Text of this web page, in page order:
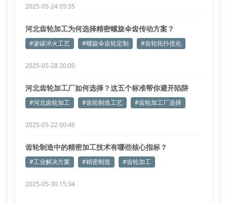
2025-05-24 05:35
河北齿轮加工为何选择精密螺旋伞齿传动方案？
#渗碳淬火工艺 #螺旋伞齿轮定制 #齿轮拓扑优化
2025-05-28 20:00
河北齿轮加工厂如何选择？这五个标准帮你避开陷阱
#河北齿轮加工 #齿轮制造工艺 #齿轮加工厂选择
2025-05-22 00:46
齿轮制造中的精密加工技术有哪些核心指标？
#工业解决方案 #精密制造 #齿轮加工
2025-05-30 15:34